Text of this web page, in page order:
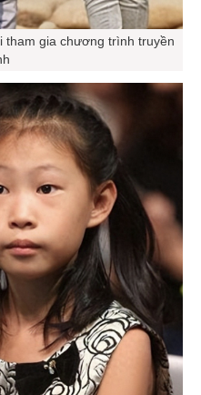
tham gia chương trình truyền